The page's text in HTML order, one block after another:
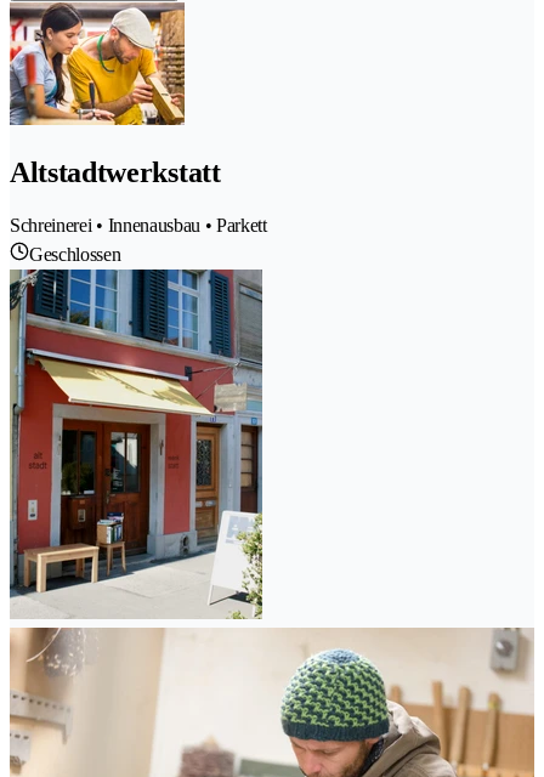
Altstadtwerkstatt
Schreinerei • Innenausbau • Parkett
Geschlossen